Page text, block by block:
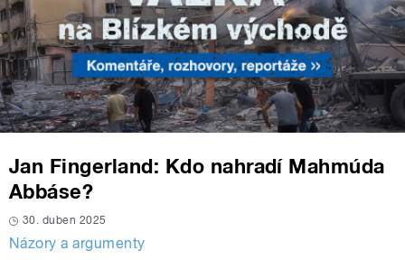
Jan Fingerland: Kdo nahradí Mahmúda
Abbáse?
30. duben 2025
Názory a argumenty